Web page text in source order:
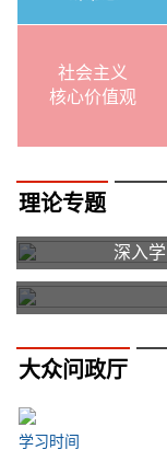
社会主义
核心价值观
理论专题
深入
大众问政厅
学习时间